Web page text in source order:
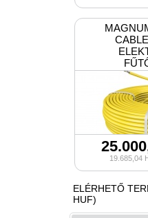
19.685,04
ELÉRHETŐ
HUF)